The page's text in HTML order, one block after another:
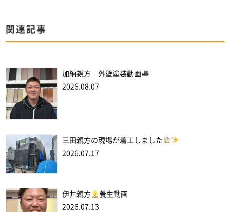
関連記事
加納親方 外壁塗装動画
2026.08.07
三田親方の現場が着工しました
2026.07.17
伊井親方
養生動画
2026.07.13